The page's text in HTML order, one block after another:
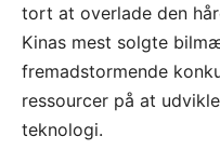
tort at overlade den
Kinas mest solgte
fremadstormende
ressourcer på at
teknologi.